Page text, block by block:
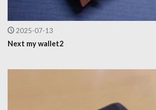
2025-07-13
Next my wallet2